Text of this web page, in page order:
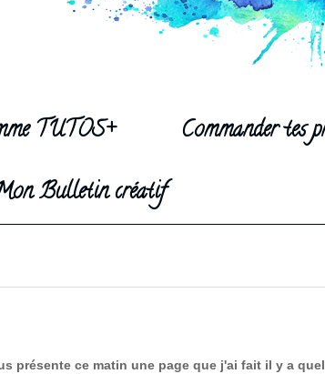
TUTOS+ Commander tes
Bulletin créatif
présente ce matin une page que j'ai fait il y a